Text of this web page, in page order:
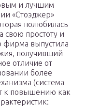
и лучшим
«Стоэджер»
полюбилась
свою простоту и
фирма выпустила
получивший
отличие от
более
(система
к повышению как